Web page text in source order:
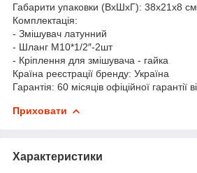
Габарити упаковки (ВхШхГ): 38х21х8 см
Комплектація:
- Змішувач латунний
- Шланг М10*1/2″-2шт
- Кріплення для змішувача - гайка
Країна реєстрації бренду: Україна
Гарантія: 60 місяців офіційної гарантії
Приховати
Характеристики